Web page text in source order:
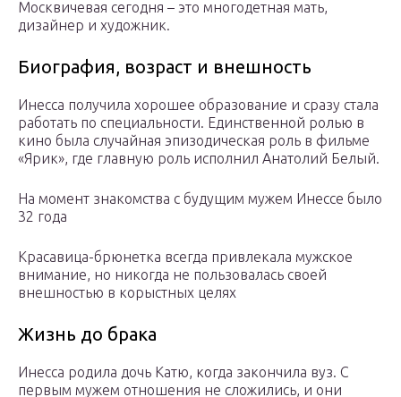
Москвичевая сегодня – это многодетная мать,
дизайнер и художник.
Биография, возраст и внешность
Инесса получила хорошее образование и сразу стала
работать по специальности. Единственной ролью в
кино была случайная эпизодическая роль в фильме
«Ярик», где главную роль исполнил Анатолий Белый.
На момент знакомства с будущим мужем Инессе было
32 года
Красавица-брюнетка всегда привлекала мужское
внимание, но никогда не пользовалась своей
внешностью в корыстных целях
Жизнь до брака
Инесса родила дочь Катю, когда закончила вуз. С
первым мужем отношения не сложились, и они